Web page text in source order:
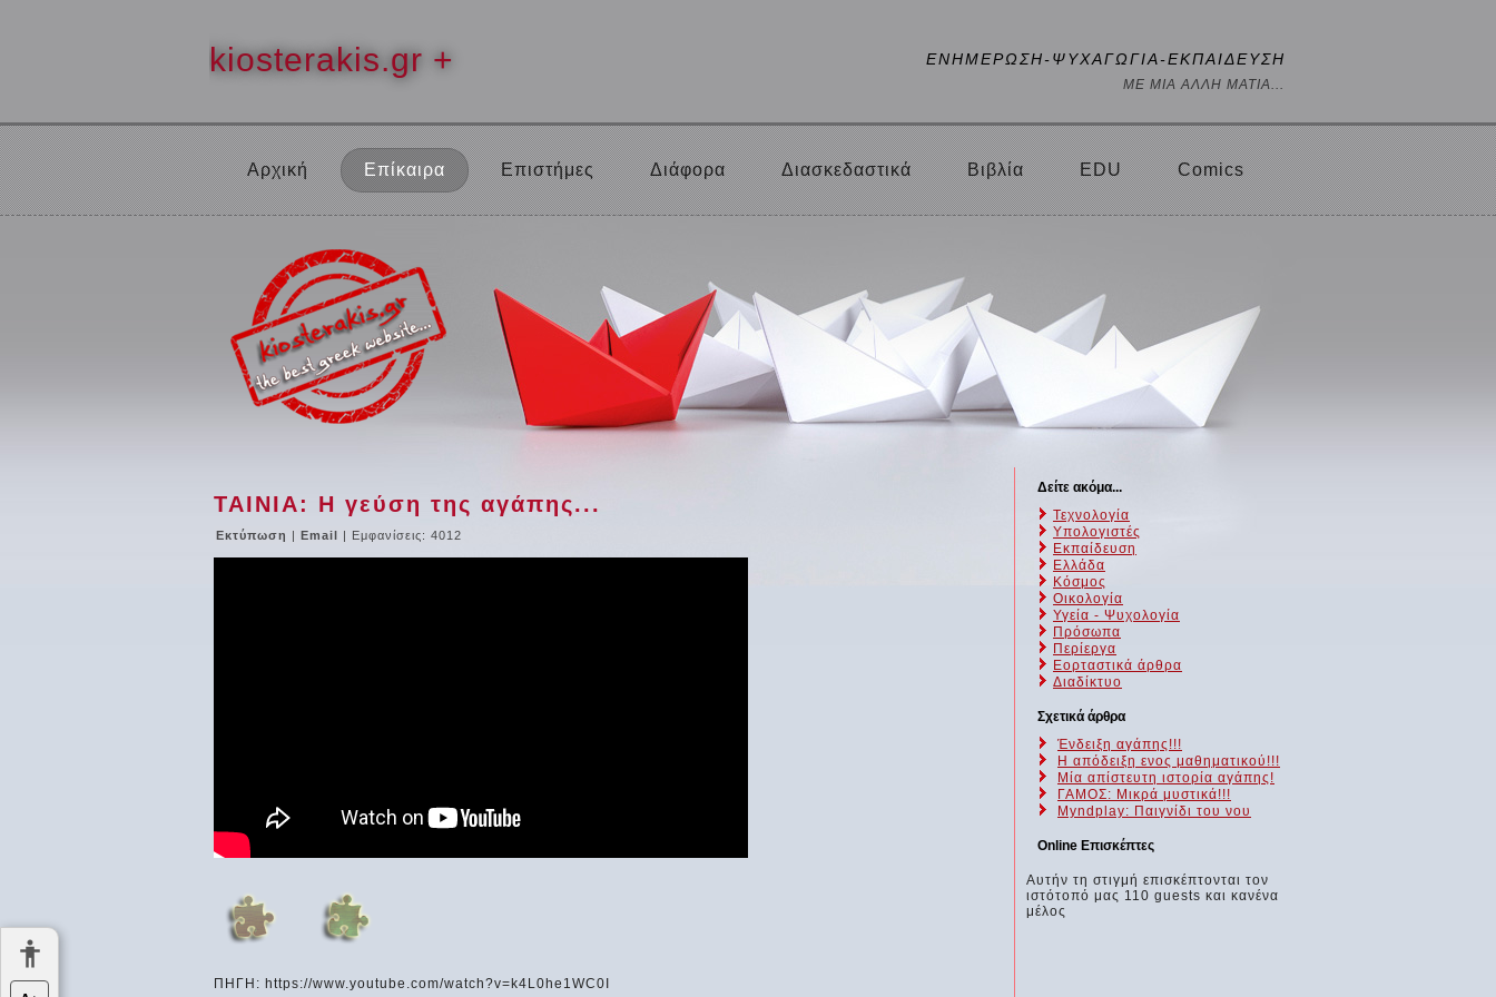
kiosterakis.gr + ΕΝΗΜΕΡΩΣΗ-ΨΥΧΑΓΩΓΙΑ-ΕΚΠΑΙΔΕΥΣΗ
ΜΕ ΜΙΑ ΑΛΛΗ ΜΑΤΙΑ...
Αρχική Επίκαιρα Επιστήμες Διάφορα Διασκεδαστικά Βιβλία EDU Comics
ΤΑΙΝΙΑ: Η γεύση της αγάπης...
Εκτύπωση | Email | Εμφανίσεις: 4012
ΠΗΓΗ: https://www.youtube.com/watch?v=k4L0he1WC0I
Δείτε ακόμα...
Τεχνολογία
Υπολογιστές
Εκπαίδευση
Ελλάδα
Κόσμος
Οικολογία
Υγεία - Ψυχολογία
Πρόσωπα
Περίεργα
Εορταστικά άρθρα
Διαδίκτυο
Σχετικά άρθρα
Ένδειξη αγάπης!!!
Η απόδειξη ενος μαθηματικού!!!
Μία απίστευτη ιστορία αγάπης!
ΓΑΜΟΣ: Μικρά μυστικά!!!
Myndplay: Παιγνίδι του νου
Online Επισκέπτες
Αυτήν τη στιγμή επισκέπτονται τον
ιστότοπό μας 110 guests και κανένα
μέλος